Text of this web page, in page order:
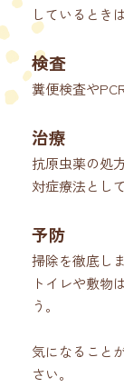
しているとき
検査
糞便検査や
治療
抗原虫薬の処
対症療法とし
予防
掃除を徹底し
トイレや敷物
う。
気になること
さい。